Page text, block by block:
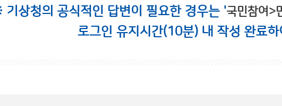
상청의 공식적인 답변이 필요한 경우는 '국민참여>
로그인 유지시간(10분) 내 작성 완료